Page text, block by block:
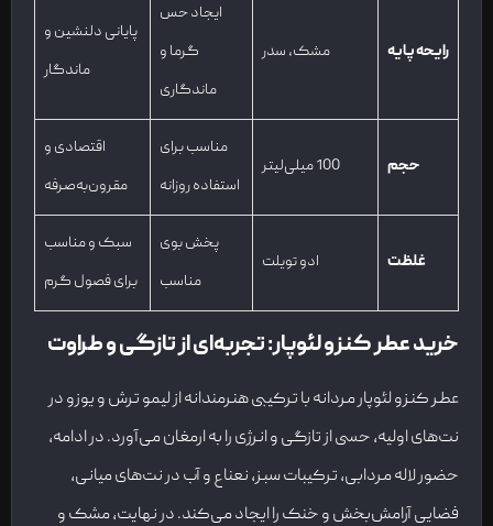
رایحه پایه مشک، سدر
ایجاد حس
گرما و
ماندگاری
پایانی دلنشین و
ماندگار
حجم 100 میلی‌لیتر
مناسب برای
استفاده روزانه
اقتصادی و
مقرون‌به‌صرفه
غلظت ادو تویلت
پخش بوی
مناسب
سبک و مناسب
برای فصول گرم
خرید عطر کنزو لئوپار: تجربه‌ای از تازگی و طراوت
عطر کنزو لئوپار مردانه با ترکیبی هنرمندانه از لیمو ترش و یوزو در
نت‌های اولیه، حسی از تازگی و انرژی را به ارمغان می‌آورد. در ادامه،
حضور لاله مردابی، ترکیبات سبز، نعناع و آب در نت‌های میانی،
فضایی آرامش‌بخش و خنک را ایجاد می‌کند. در نهایت، مشک و